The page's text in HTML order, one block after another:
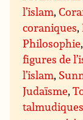
l’islam,
coraniques,
Philosophie
figures de
l’islam,
Judaïsme,
talmudiques